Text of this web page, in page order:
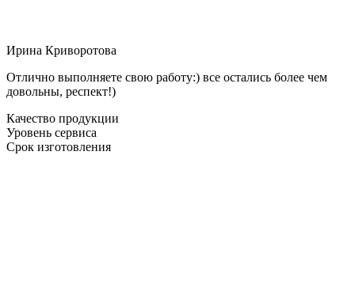
Ирина Криворотова
Отлично выполняете свою работу:) все остались более чем
довольны, респект!)
Качество продукции
Уровень сервиса
Срок изготовления